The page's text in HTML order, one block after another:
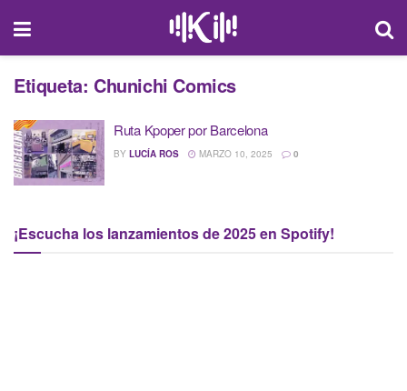
Etiqueta: Chunichi Comics
Ruta Kpoper por Barcelona
BY LUCÍA ROS MARZO 10, 2025 0
¡Escucha los lanzamientos de 2025 en Spotify!